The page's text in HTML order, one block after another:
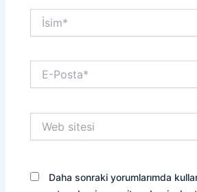
İsim*
Posta*
sitesi
Daha sonraki yorumlarımda